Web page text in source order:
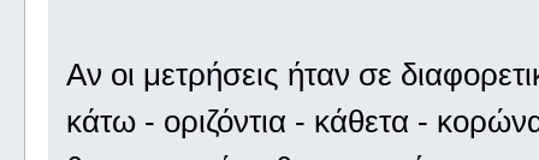
Αν οι μετρήσεις ήταν σε
κάτω - οριζόντια - κάθετα -